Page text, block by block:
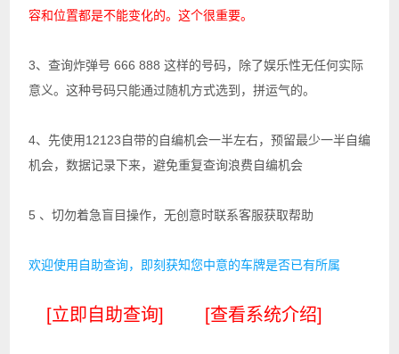
容和位置都是不能变化的。 这个很重要。
3、查询炸弹号 666 888 这样的号码，除了娱乐性无任何实际
意义。这种号码只能通过随机方式选到，拼运气的。
4、先使用12123自带的自编机会一半左右，预留最少一半自编
机会，数据记录下来，避免重复查询浪费自编机会
5 、切勿着急盲目操作，无创意时联系客服获取帮助
欢迎使用自助查询，即刻获知您中意的车牌是否已有所属
[立即自助查询] [查看系统介绍]